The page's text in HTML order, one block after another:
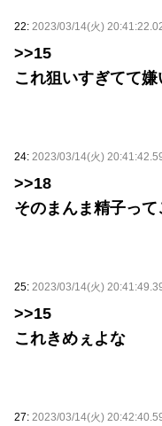
22: 2023/03/14(火)
>>15
これ狙いすぎてて嫌
24: 2023/03/14(火)
>>18
そのまんま精子って
25: 2023/03/14(火)
>>15
これきめぇよな
27: 2023/03/14(火)